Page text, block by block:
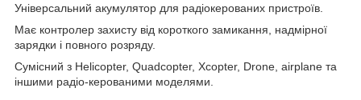
Універсальний акумулятор для радіокерованих пристроїв.
Має контролер захисту від короткого замикання, надмірної
зарядки і повного розряду.
Сумісний з Helicopter, Quadcopter, Xcopter, Drone, airplane та
іншими радіо-керованими моделями.